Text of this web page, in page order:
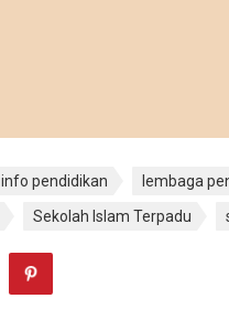
info pendidikan
lembaga
Sekolah Islam Terpadu